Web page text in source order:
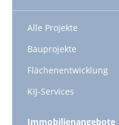
Alle Projekte
Bauprojekte
Flächenentwicklung
KIJ-Services
Immobilienangebote